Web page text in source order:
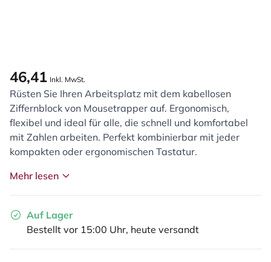
46,41 Inkl. MwSt.
Rüsten Sie Ihren Arbeitsplatz mit dem kabellosen
Ziffernblock von Mousetrapper auf. Ergonomisch,
flexibel und ideal für alle, die schnell und komfortabel
mit Zahlen arbeiten. Perfekt kombinierbar mit jeder
kompakten oder ergonomischen Tastatur.
Mehr lesen
Auf Lager
Bestellt vor 15:00 Uhr, heute versandt